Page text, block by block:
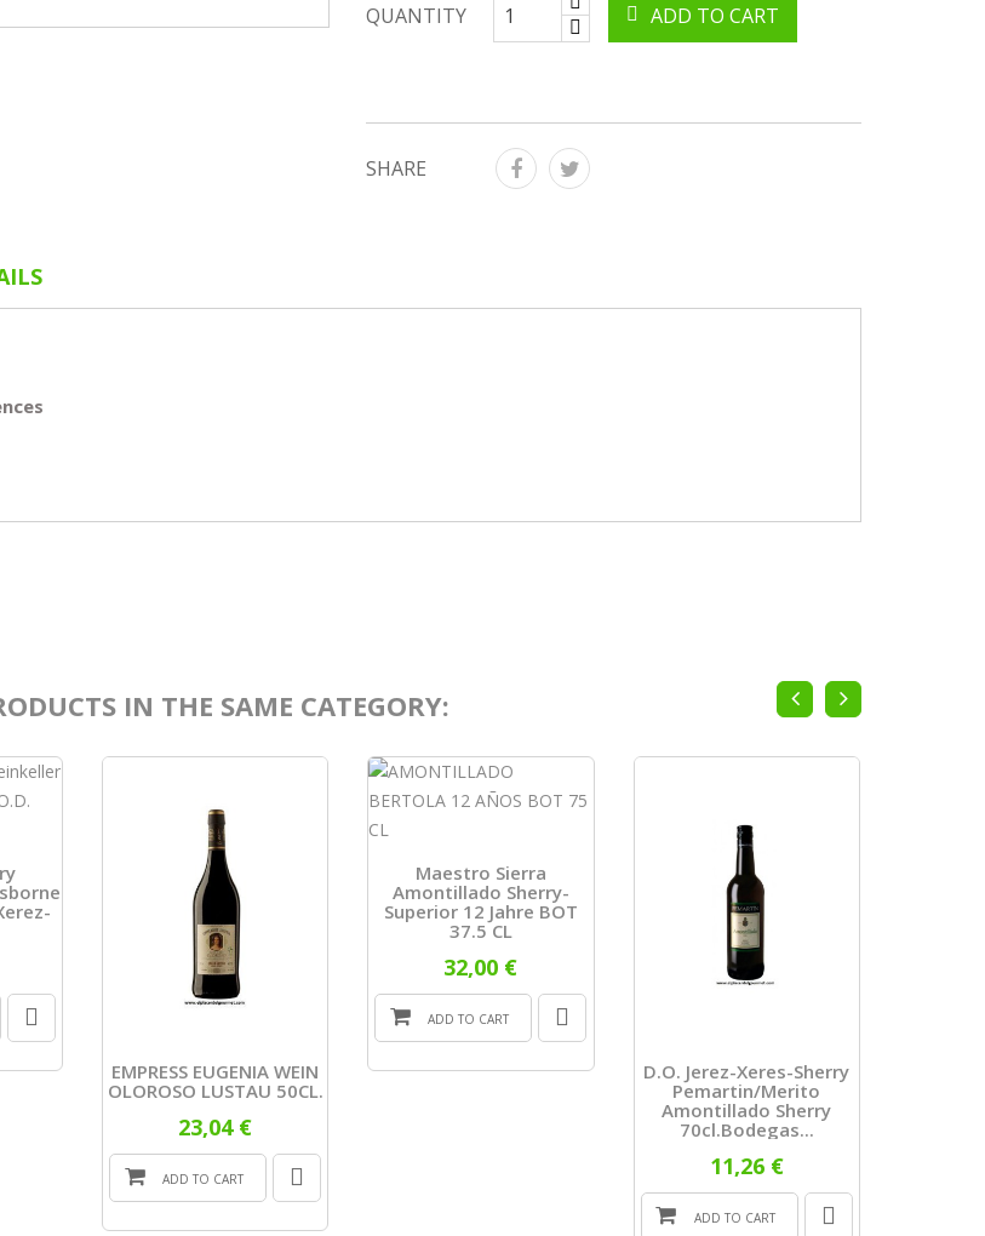
QUANTITY ADD TO CART
SHARE
IN THE SAME CATEGORY:
EMPRESS EUGENIA WEIN
OLOROSO LUSTAU 50CL.
23,04 €
ADD TO CART
Maestro Sierra
Amontillado Sherry-
Superior 12 Jahre BOT
37.5 CL
32,00 €
ADD TO CART
D.O. Jerez-Xeres-Sherry
Pemartin/Merito
Amontillado Sherry
70cl.bodegas...
11,26 €
ADD TO CART